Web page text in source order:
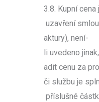
3.8. Kupní
uzavření
aktury), není-
li uvedeno
adit cenu za
či službu je
příslušné